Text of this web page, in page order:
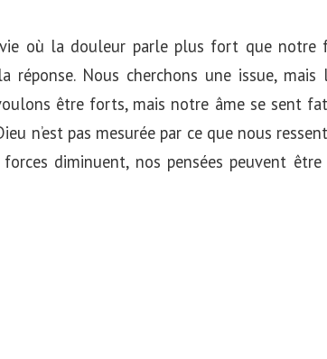
où la douleur parle plus fort que notre
réponse. Nous cherchons une issue,
être forts, mais notre âme se sent
n’est pas mesurée par ce que nous
diminuent, nos pensées peuvent